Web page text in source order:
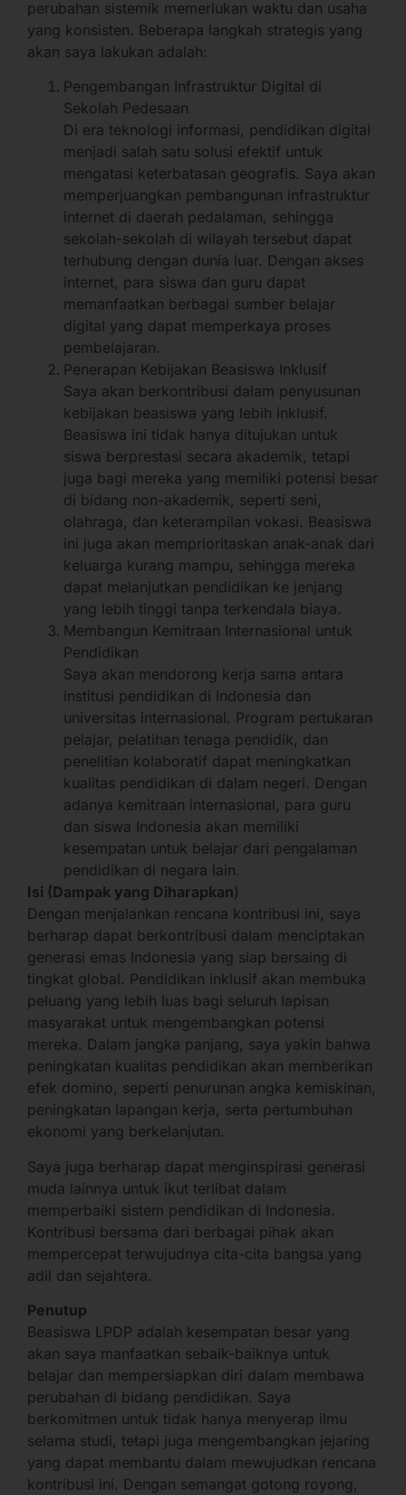
perubahan sistemik memerlukan waktu dan usaha
yang konsisten. Beberapa langkah strategis yang
akan saya lakukan adalah:
Pengembangan Infrastruktur Digital di
Sekolah Pedesaan
Di era teknologi informasi, pendidikan digital
menjadi salah satu solusi efektif untuk
mengatasi keterbatasan geografis. Saya akan
memperjuangkan pembangunan infrastruktur
internet di daerah pedalaman, sehingga
sekolah-sekolah di wilayah tersebut dapat
terhubung dengan dunia luar. Dengan akses
internet, para siswa dan guru dapat
memanfaatkan berbagai sumber belajar
digital yang dapat memperkaya proses
pembelajaran.
Penerapan Kebijakan Beasiswa Inklusif
Saya akan berkontribusi dalam penyusunan
kebijakan beasiswa yang lebih inklusif.
Beasiswa ini tidak hanya ditujukan untuk
siswa berprestasi secara akademik, tetapi
juga bagi mereka yang memiliki potensi besar
di bidang non-akademik, seperti seni,
olahraga, dan keterampilan vokasi. Beasiswa
ini juga akan memprioritaskan anak-anak dari
keluarga kurang mampu, sehingga mereka
dapat melanjutkan pendidikan ke jenjang
yang lebih tinggi tanpa terkendala biaya.
Membangun Kemitraan Internasional untuk
Pendidikan
Saya akan mendorong kerja sama antara
institusi pendidikan di Indonesia dan
universitas internasional. Program pertukaran
pelajar, pelatihan tenaga pendidik, dan
penelitian kolaboratif dapat meningkatkan
kualitas pendidikan di dalam negeri. Dengan
adanya kemitraan internasional, para guru
dan siswa Indonesia akan memiliki
kesempatan untuk belajar dari pengalaman
pendidikan di negara lain.
Isi (Dampak yang Diharapkan)
Dengan menjalankan rencana kontribusi ini, saya
berharap dapat berkontribusi dalam menciptakan
generasi emas Indonesia yang siap bersaing di
tingkat global. Pendidikan inklusif akan membuka
peluang yang lebih luas bagi seluruh lapisan
masyarakat untuk mengembangkan potensi
mereka. Dalam jangka panjang, saya yakin bahwa
peningkatan kualitas pendidikan akan memberikan
efek domino, seperti penurunan angka kemiskinan,
peningkatan lapangan kerja, serta pertumbuhan
ekonomi yang berkelanjutan.
Saya juga berharap dapat menginspirasi generasi
muda lainnya untuk ikut terlibat dalam
memperbaiki sistem pendidikan di Indonesia.
Kontribusi bersama dari berbagai pihak akan
mempercepat terwujudnya cita-cita bangsa yang
adil dan sejahtera.
Penutup
Beasiswa LPDP adalah kesempatan besar yang
akan saya manfaatkan sebaik-baiknya untuk
belajar dan mempersiapkan diri dalam membawa
perubahan di bidang pendidikan. Saya
berkomitmen untuk tidak hanya menyerap ilmu
selama studi, tetapi juga mengembangkan jejaring
yang dapat membantu dalam mewujudkan rencana
kontribusi ini. Dengan semangat gotong royong,